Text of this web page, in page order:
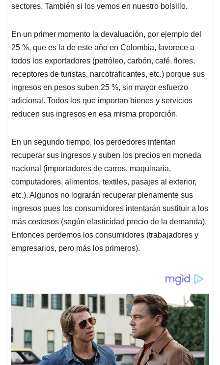
p
o
I
s
sectores. También si los vemos en nuestro bolsillo.
En un primer momento la devaluación, por ejemplo del
25 %, que es la de este año en Colombia, favorece a
todos los exportadores (petróleo, carbón, café, flores,
receptores de turistas, narcotraficantes, etc.) porque sus
ingresos en pesos suben 25 %, sin mayor esfuerzo
adicional. Todos los que importan bienes y servicios
reducen sus ingresos en esa misma proporción.
En un segundo tiempo, los perdedores intentan
recuperar sus ingresos y suben los precios en moneda
nacional (importadores de carros, maquinaria,
computadores, alimentos, textiles, pasajes al exterior,
etc.). Algunos no lograrán recuperar plenamente sus
ingresos pues los consumidores intentarán sustituir a los
más costosos (según elasticidad precio de la demanda).
Entonces perdemos los consumidores (trabajadores y
empresarios, pero más los primeros).